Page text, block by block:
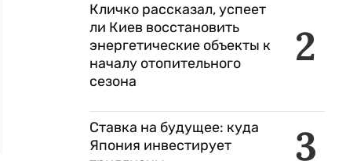
2
Кличко рассказал, успеет
ли Киев восстановить
энергетические объекты к
началу отопительного
сезона
3
Ставка на будущее: куда
Япония инвестирует